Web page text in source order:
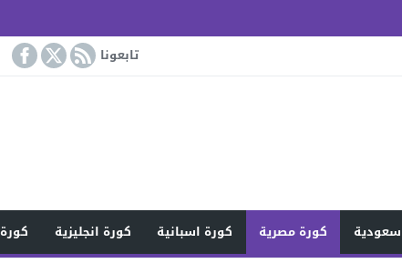
تابعونا
كورة مصرية كورة اسبانية كورة انجليزية